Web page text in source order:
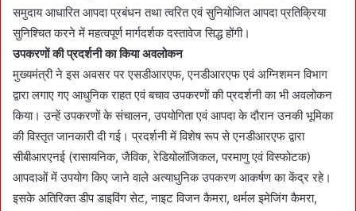
समुदाय आधारित आपदा प्रबंधन तथा त्वरित एवं सुनियोजित आपदा प्रतिक्रिया
सुनिश्चित करने में महत्वपूर्ण मार्गदर्शक दस्तावेज सिद्ध होंगी।
उपकरणों की प्रदर्शनी का किया अवलोकन
मुख्यमंत्री ने इस अवसर पर एसडीआरएफ, एनडीआरएफ एवं अग्निशमन विभाग
द्वारा लगाए गए आधुनिक राहत एवं बचाव उपकरणों की प्रदर्शनी का भी अवलोकन
किया। उन्हें उपकरणों के संचालन, उपयोगिता एवं आपदा के दौरान उनकी भूमिका
की विस्तृत जानकारी दी गई। प्रदर्शनी में विशेष रूप से एनडीआरएफ द्वारा
सीबीआरएनई (रासायनिक, जैविक, रेडियोलॉजिकल, परमाणु एवं विस्फोटक)
आपदाओं में उपयोग किए जाने वाले अत्याधुनिक उपकरण आकर्षण का केंद्र रहे।
इसके अतिरिक्त डीप डाइविंग सेट, नाइट विजन कैमरा, थर्मल इमेजिंग कैमरा,